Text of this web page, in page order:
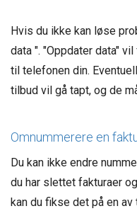
Hvis du ikke kan løse
data ". "Oppdater data"
til telefonen din.
tilbud vil gå tapt, og de
Omnummerere en
Du kan ikke endre
du har slettet fakturaer
kan du fikse det på en